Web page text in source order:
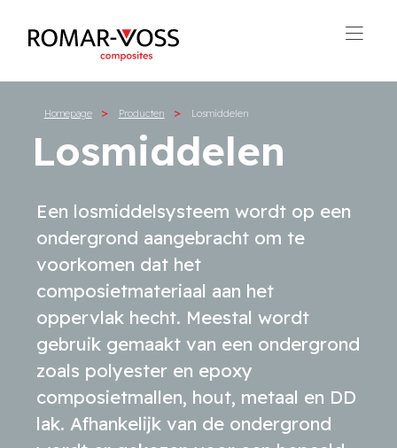
Homepage Producten Losmiddelen
Losmiddelen
Een losmiddelsysteem wordt op een
ondergrond aangebracht om te
voorkomen dat het
composietmateriaal aan het
oppervlak hecht. Meestal wordt
gebruik gemaakt van een ondergrond
zoals polyester en epoxy
composietmallen, hout, metaal en DD
lak. Afhankelijk van de ondergrond